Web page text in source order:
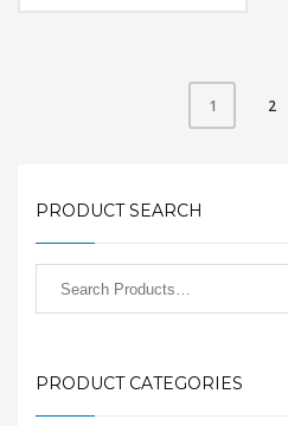
1 2
PRODUCT SEARCH
PRODUCT CATEGORIES